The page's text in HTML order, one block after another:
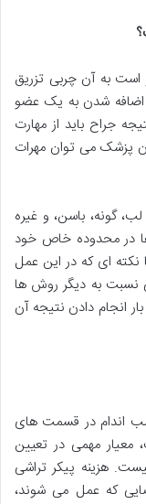
است به آن چربی تزریق
اضافه شدن به یک عضو
جراح باید از مهارت
آن پزشک می توان مهرات
گونه، باسن، و غیره
در محدوده خاص خود
ای که در این عمل
نسبت به دیگر روش ها
انجام دادن نتیجه آن
اندام در قسمت های
مهمی در تعیین
هزینه پیکر تراشی
که عمل می شوند،